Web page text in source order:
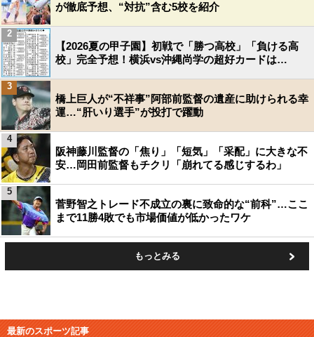
が徹底予想、“対抗”含む5校を紹介
【2026夏の甲子園】初戦で「勝つ高校」「負ける高
校」完全予想！横浜vs沖縄尚学の超好カードは…
2
橋上巨人が“不祥事”阿部前監督の遺産に助けられる幸
運…“肝いり選手”が投打で躍動
3
阪神藤川監督の「焦り」「短気」「采配」に大きな不
安…岡田前監督もチクリ「崩れてる感じするわ」
4
菅野智之トレード不成立の裏に致命的な“前科”…ここ
まで11勝4敗でも市場価値が低かったワケ
5
もっとみる
最新のスポーツ記事